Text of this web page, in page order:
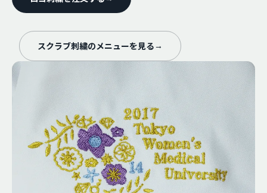
スクラブ刺繍のメニューを見る →